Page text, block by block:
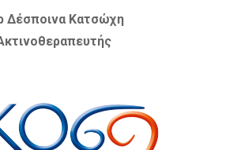
Δέσποινα Κατσώχη